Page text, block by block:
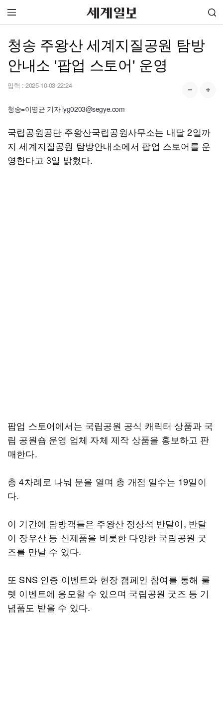
청송 주왕산 세계지질공원 탐방
안내소 '팝업 스토어' 운영
입력 : 2025-10-03 22:24
청송=이영균 기자 lyg0203@segye.com
국립공원공단 주왕산국립공원사무소는 내달 2일까
지 세계지질공원 탐방안내소에서 팝업 스토어를 운
영한다고 3일 밝혔다.
팝업 스토어에서는 국립공원 공식 캐릭터 상품과 국
립 공원숍 운영 업체 자체 제작 상품을 홍보하고 판
매한다.
총 4차례로 나눠 문을 열며 총 개점 일수는 19일이
다.
이 기간에 탐방객들은 주왕산 정상석 반달이, 반달
이 장우산 등 신제품을 비롯한 다양한 국립공원 굿
즈를 만날 수 있다.
또 SNS 인증 이벤트와 현장 캠페인 참여를 통해 룰
렛 이벤트에 응모할 수 있으며 국립공원 굿즈 등 기
념품도 받을 수 있다.